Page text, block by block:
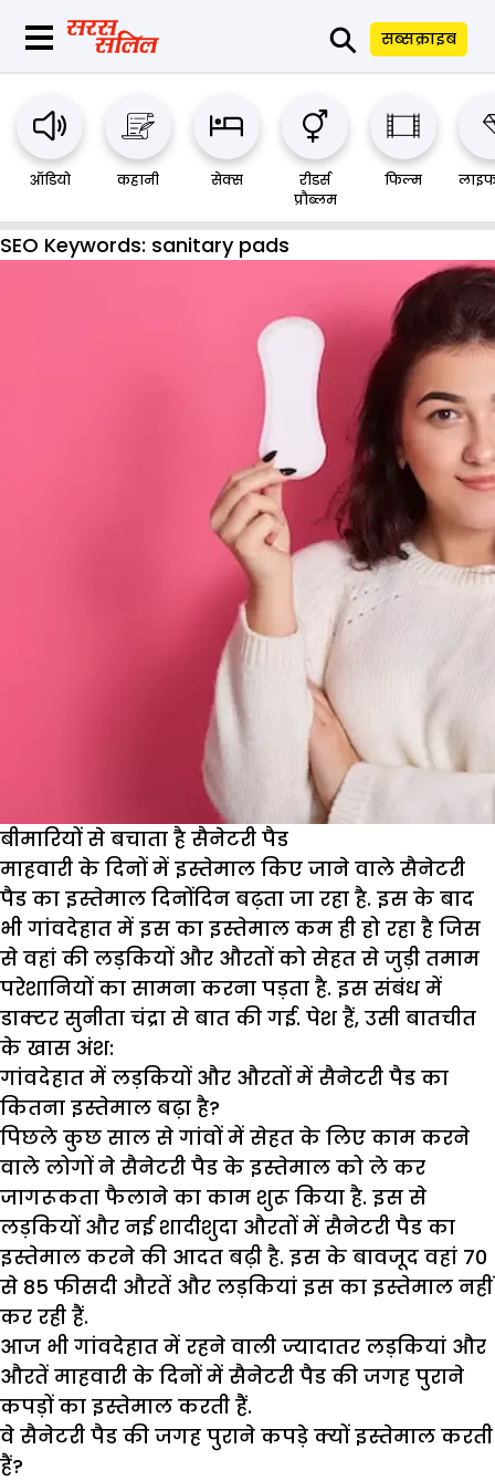
⚲ सब्सक्राइब
ऑडियो कहानी सेक्स
रीडर्स
प्रौब्लम
फिल्म
SEO Keywords: sanitary pads
बीमारियों से बचाता है सैनेटरी पैड
माहवारी के दिनों में इस्तेमाल किए जाने वाले सैनेटरी
पैड का इस्तेमाल दिनोंदिन बढ़ता जा रहा है. इस के बाद
भी गांवदेहात में इस का इस्तेमाल कम ही हो रहा है जिस
से वहां की लड़कियों और औरतों को सेहत से जुड़ी तमाम
परेशानियों का सामना करना पड़ता है. इस संबंध में
डाक्टर सुनीता चंद्रा से बात की गई. पेश हैं, उसी बातचीत
के खास अंश:
गांवदेहात में लड़कियों और औरतों में सैनेटरी पैड का
कितना इस्तेमाल बढ़ा है?
पिछले कुछ साल से गांवों में सेहत के लिए काम करने
वाले लोगों ने सैनेटरी पैड के इस्तेमाल को ले कर
जागरूकता फैलाने का काम शुरू किया है. इस से
लड़कियों और नई शादीशुदा औरतों में सैनेटरी पैड का
इस्तेमाल करने की आदत बढ़ी है. इस के बावजूद वहां 70
से 85 फीसदी औरतें और लड़कियां इस का इस्तेमाल नहीं
कर रही हैं.
आज भी गांवदेहात में रहने वाली ज्यादातर लड़कियां और
औरतें माहवारी के दिनों में सैनेटरी पैड की जगह पुराने
कपड़ों का इस्तेमाल करती हैं.
वे सैनेटरी पैड की जगह पुराने कपड़े क्यों इस्तेमाल करती
हैं?